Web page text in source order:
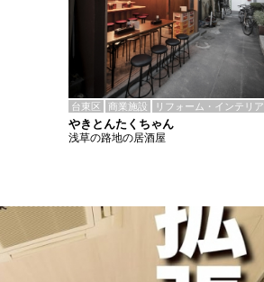
台東区 商業施設 リフォーム・インテリア
やきとんたくちゃん
浅草の路地の居酒屋